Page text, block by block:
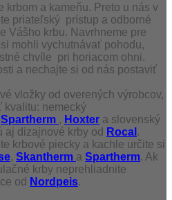
krbom a kameňu. Preto u nás v
priateľský prístup a odborné
Vášho krbu. Navrhneme pre
mohli vychutnávať pohodu,
chvíle pri horiacom ohni.
a nechajte si od nás postaviť
vložky od overených výrobcov,
kvalitu: nemecký
Spartherm , Hoxter a slovenský
aj dizajnové krby od Rocal .
krbové piecky a kachle určite si
, Skantherm a Spartherm. Ak
krby neprehliadnite
od Nordpeis.